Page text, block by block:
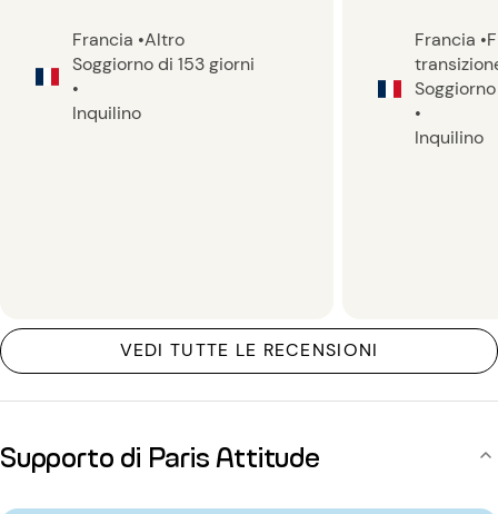
Francia •Altro
Soggiorno di 153 giorni
•
Inquilino
Francia •
•
Inquilino
VEDI TUTTE LE RECENSIONI
Supporto di Paris Attitude